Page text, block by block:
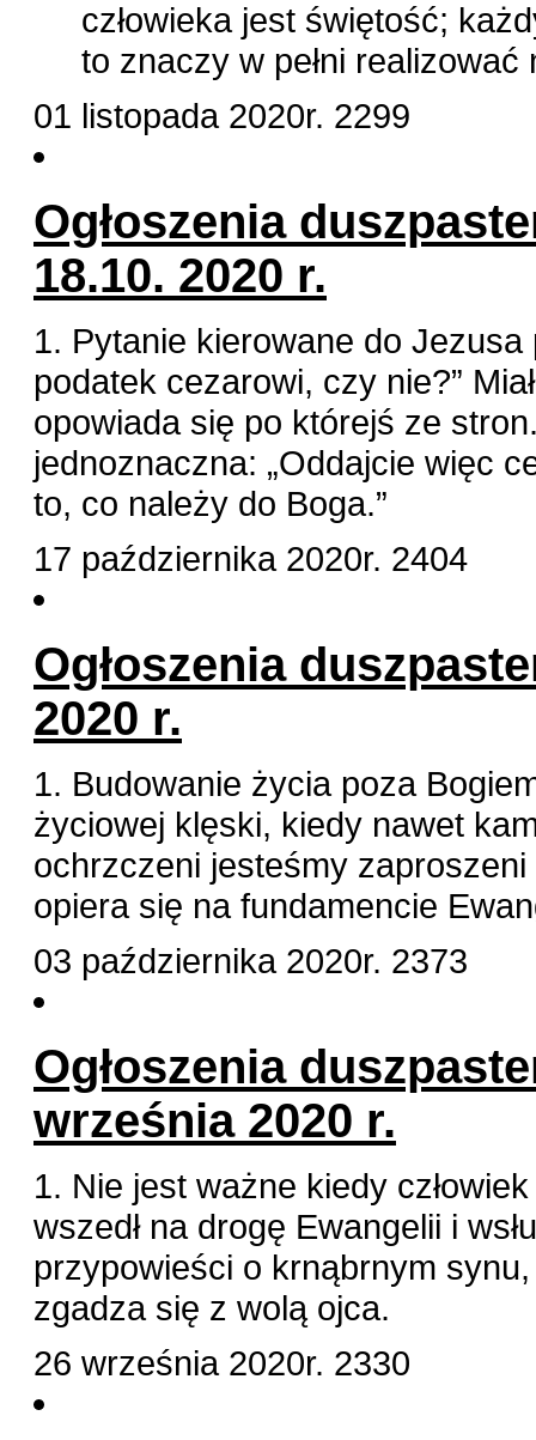
człowieka jest świętość;
to znaczy w pełni
01 listopada 2020r. 2299
Ogłoszenia
18.10. 2020 r.
1. Pytanie kierowane do
podatek cezarowi, czy nie?”
opowiada się po którejś ze
jednoznaczna: „Oddajcie więc
to, co należy do Boga.”
17 października 2020r. 2404
Ogłoszenia
2020 r.
1. Budowanie życia poza
życiowej klęski, kiedy nawet
ochrzczeni jesteśmy
opiera się na fundamencie
03 października 2020r. 2373
Ogłoszenia
września 2020 r.
1. Nie jest ważne kiedy
wszedł na drogę Ewangelii i
przypowieści o krnąbrnym
zgadza się z wolą ojca.
26 września 2020r. 2330